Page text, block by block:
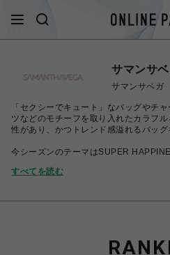
サマンサ
サマンサベガ
「セクシーでキュート」なバッグやチ
ツなどのモチーフを取り入れたカラフ
性があり、かつトレンド感溢れるバッグ
今シーズンのテーマはSUPER
クするヴィヴィッドカラーやプリント
すべてを読む